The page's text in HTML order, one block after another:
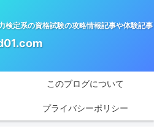
検定系の資格試験の攻略情報記事や体験記事
このブログについて
プライバシーポリシー